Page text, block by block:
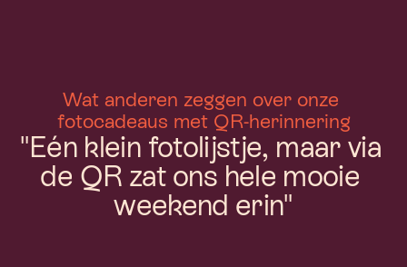
Wat anderen zeggen over onze
fotocadeaus met QR-herinnering
"Eén klein fotolijstje, maar via
de QR zat ons hele mooie
weekend erin"